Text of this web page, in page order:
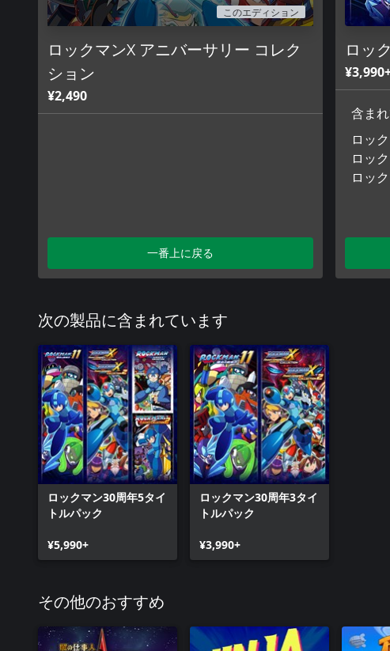
◆追加イラストや新規BGMも充実
新たなロックマンXワールドを堪能せよ！
カプコンサポートページ http://www.capcom.co.jp/support/
※ゲームの攻略情報についてはお答えしておりません。
このエディション
ロックマンX アニバーサリー コレク
ション
¥2,490
一番上に戻る
ロッ
含ま
ロッ
ロッ
ロッ
次の製品に含まれています
ロックマン30周年5タイ
トルパック
¥5,990+
ロックマン30周年3タイ
トルパック
¥3,990+
その他のおすすめ